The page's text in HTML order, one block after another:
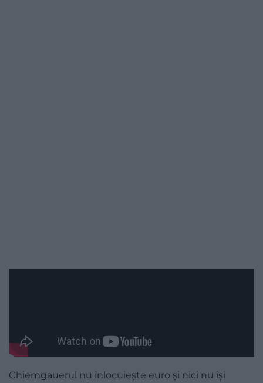
Chiemgauerul nu înlocuiește euro și nici nu își